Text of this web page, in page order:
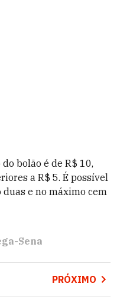
bolão é de R$ 10,
a R$ 5. É possível
e no máximo cem
Sena
PRÓXIMO